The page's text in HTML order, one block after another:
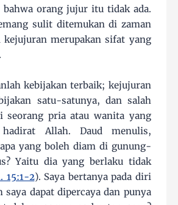
orang jujur itu tidak ada.
sulit ditemukan di zaman
kejujuran merupakan sifat yang
kebijakan terbaik; kejujuran
satu-satunya, dan salah
seorang pria atau wanita yang
Allah. Daud menulis,
yang boleh diam di gunung-
Yaitu dia yang berlaku tidak
15:1-2). Saya bertanya pada diri
saya dapat dipercaya dan punya